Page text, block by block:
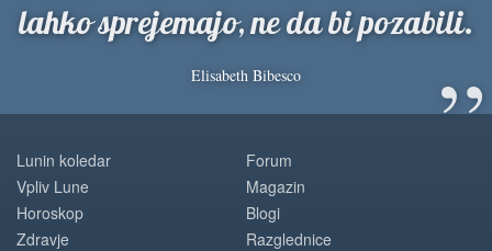
lahko sprejemajo, ne da bi pozabili.
Elisabeth Bibesco ”
Lunin koledar
Vpliv Lune
Horoskop
Zdravje
Forum
Magazin
Blogi
Razglednice